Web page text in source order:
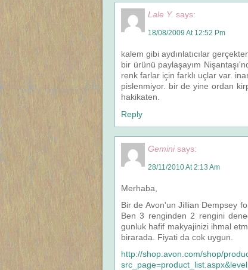
Lale Y. says:
18/08/2009 At 12:52 Pm
kalem gibi aydınlatıcılar
bir ürünü paylaşayım
renk farlar için farklı uçlar var.
pislenmiyor. bir de yine ordan
hakikaten.
Reply
Gemini says:
28/11/2010 At 2:13 Am
Merhaba,
Bir de Avon'un Jillian Dempsey
Ben 3 renginden 2 rengini
gunluk hafif makyajinizi ihmal
birarada. Fiyati da cok uygun.
http://shop.avon.com/shop/